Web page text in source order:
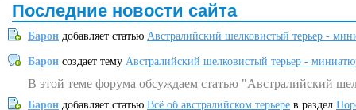
Последние новости сайта
Барон добавляет статью Австралийский шелковистый терьер -
Барон создает тему Австралийский шелковистый терьер -
В этой теме форума обсуждаем статью "Австралийский
Барон добавляет статью Всё об австралийском терьере в раздел